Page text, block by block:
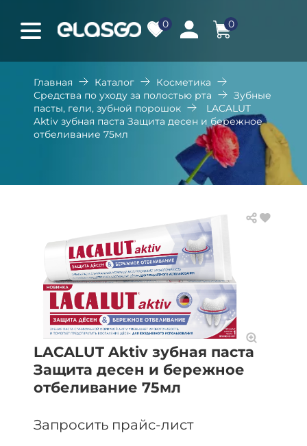
0 0
Главная Каталог
Косметика
Средства по уходу за полостью рта
Зубные
пасты, гели, зубной порошок
LACALUT
Aktiv зубная паста Защита десен и бережное
отбеливание 75мл
LACALUT Aktiv зубная паста
Защита десен и бережное
отбеливание 75мл
Запросить прайс-лист